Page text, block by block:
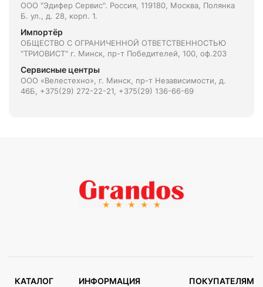
ООО "Эдифер Сервис". Россия, 119180, Москва, Полянка
Б. ул., д. 28, корп. 1.
Импортёр
ОБЩЕСТВО С ОГРАНИЧЕННОЙ ОТВЕТСТВЕННОСТЬЮ
"ТРИОВИСТ" г. Минск, пр-т Победителей, 100, оф.203
Сервисные центры
ООО «Велестехно», г. Минск, пр-т Независимости, д.
46Б, +375(29) 272-22-21, +375(29) 136-66-69
КАТАЛОГ ИНФОРМАЦИЯ ПОКУПАТЕЛЯМ